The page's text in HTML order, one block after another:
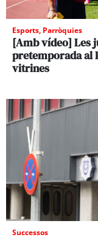
Esports, Parròquies
[Amb vídeo] Les
pretemporada al
vitrines
Successos